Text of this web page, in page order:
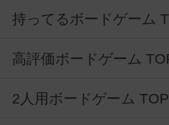
持ってるボードゲーム
高評価ボードゲーム
2人用ボードゲーム